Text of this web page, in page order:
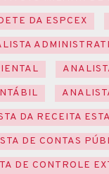
DA ESPCEX
DA RECEITA
DE CONTAS
DE CONTROLE